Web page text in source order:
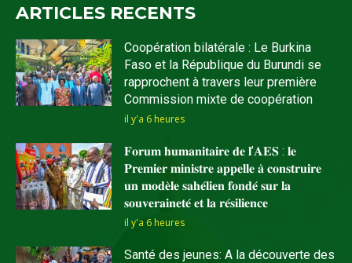
ARTICLES RECENTS
Coopération bilatérale : Le Burkina
Faso et la République du Burundi se
rapprochent à travers leur première
Commission mixte de coopération
il y'a 6 heures
𝐅𝐨𝐫𝐮𝐦 𝐡𝐮𝐦𝐚𝐧𝐢𝐭𝐚𝐢𝐫𝐞 𝐝𝐞 𝐥’𝐀𝐄𝐒 : 𝐥𝐞
𝐏𝐫𝐞𝐦𝐢𝐞𝐫 𝐦𝐢𝐧𝐢𝐬𝐭𝐫𝐞 𝐚𝐩𝐩𝐞𝐥𝐥𝐞 𝐚̀ 𝐜𝐨𝐧𝐬𝐭𝐫𝐮𝐢𝐫𝐞
𝐮𝐧 𝐦𝐨𝐝𝐞̀𝐥𝐞 𝐬𝐚𝐡𝐞́𝐥𝐢𝐞𝐧 𝐟𝐨𝐧𝐝𝐞́ 𝐬𝐮𝐫 𝐥𝐚
𝐬𝐨𝐮𝐯𝐞𝐫𝐚𝐢𝐧𝐞𝐭𝐞́ 𝐞𝐭 𝐥𝐚 𝐫𝐞́𝐬𝐢𝐥𝐢𝐞𝐧𝐜𝐞
il y'a 6 heures
Santé des jeunes: A la découverte des